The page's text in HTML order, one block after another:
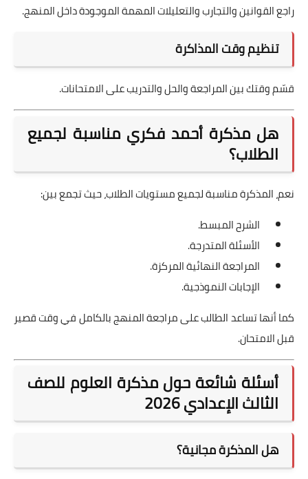
راجع القوانين والتجارب والتعليلات المهمة الموجودة داخل المنهج.
تنظيم وقت المذاكرة
قسّم وقتك بين المراجعة والحل والتدريب على الامتحانات.
هل مذكرة أحمد فكري مناسبة لجميع
الطلاب؟
نعم، المذكرة مناسبة لجميع مستويات الطلاب، حيث تجمع بين:
الشرح المبسط.
الأسئلة المتدرجة.
المراجعة النهائية المركزة.
الإجابات النموذجية.
كما أنها تساعد الطالب على مراجعة المنهج بالكامل في وقت قصير
قبل الامتحان.
أسئلة شائعة حول مذكرة العلوم للصف
الثالث الإعدادي 2026
هل المذكرة مجانية؟